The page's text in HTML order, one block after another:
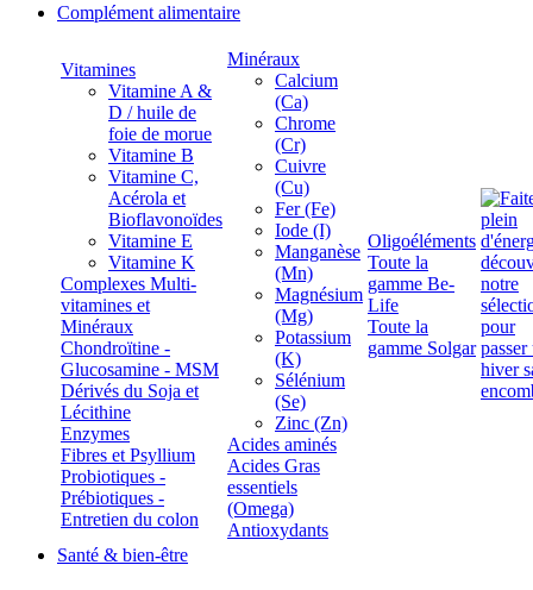
Complément alimentaire
Vitamines
Vitamine A &
D / huile de
foie de morue
Vitamine B
Vitamine C,
Acérola et
Bioflavonoïdes
Vitamine E
Vitamine K
Complexes Multi-
vitamines et
Minéraux
Chondroïtine -
Glucosamine - MSM
Dérivés du Soja et
Lécithine
Enzymes
Fibres et Psyllium
Probiotiques -
Prébiotiques -
Entretien du colon
Minéraux
Calcium
(Ca)
Chrome
(Cr)
Cuivre
(Cu)
Fer (Fe)
Iode (I)
Manganèse
(Mn)
Magnésium
(Mg)
Potassium
(K)
Sélénium
(Se)
Zinc (Zn)
Acides aminés
Acides Gras
essentiels
(Omega)
Antioxydants
Oligoéléments
Toute la
gamme Be-
Life
Toute la
gamme Solgar
Santé & bien-être